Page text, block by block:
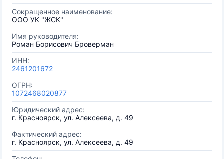
Сокращенное наименование:
ООО УК "ЖСК"
Имя руководителя:
Роман Борисович Броверман
ИНН:
2461201672
ОГРН:
1072468020877
Юридический адрес:
г. Красноярск, ул. Алексеева, д. 49
Фактический адрес:
г. Красноярск, ул. Алексеева, д. 49